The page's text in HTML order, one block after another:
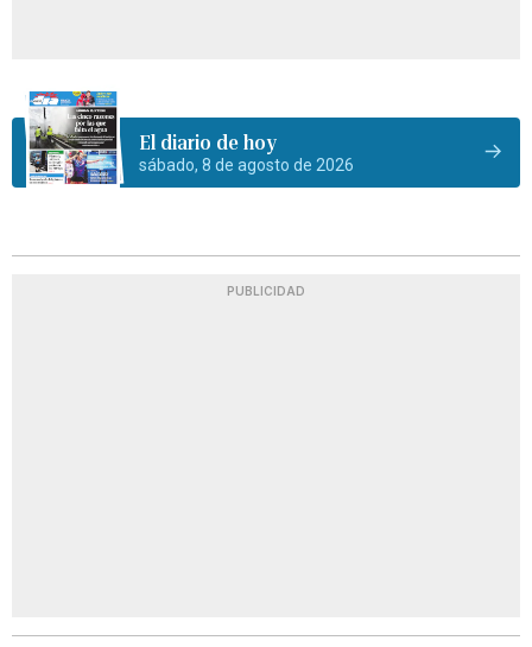
El diario de hoy
sábado, 8 de agosto de 2026
PUBLICIDAD